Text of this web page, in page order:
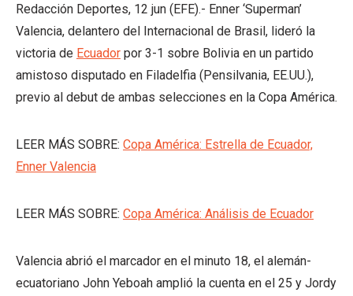
Redacción Deportes, 12 jun (EFE).- Enner ‘Superman’
Valencia, delantero del Internacional de Brasil, lideró la
victoria de Ecuador por 3-1 sobre Bolivia en un partido
amistoso disputado en Filadelfia (Pensilvania, EE.UU.),
previo al debut de ambas selecciones en la Copa América.
LEER MÁS SOBRE: Copa América: Estrella de Ecuador,
Enner Valencia
LEER MÁS SOBRE: Copa América: Análisis de Ecuador
Valencia abrió el marcador en el minuto 18, el alemán-
ecuatoriano John Yeboah amplió la cuenta en el 25 y Jordy